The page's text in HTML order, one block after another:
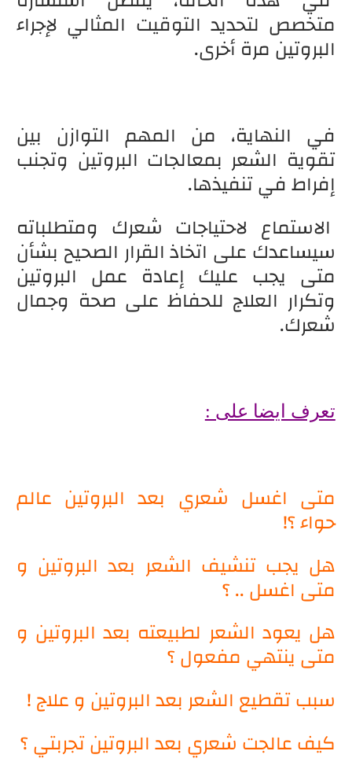
متخصص لتحديد التوقيت المثالي لإجراء
البروتين مرة أخرى.
في النهاية، من المهم التوازن بين
تقوية الشعر بمعالجات البروتين وتجنب
إفراط في تنفيذها.
الاستماع لاحتياجات شعرك ومتطلباته
سيساعدك على اتخاذ القرار الصحيح بشأن
متى يجب عليك إعادة عمل البروتين
وتكرار العلاج للحفاظ على صحة وجمال
شعرك.
تعرف ايضا على :
متى اغسل شعري بعد البروتين عالم
حواء ؟!
هل يجب تنشيف الشعر بعد البروتين و
متى اغسل .. ؟
هل يعود الشعر لطبيعته بعد البروتين و
متى ينتهي مفعول ؟
سبب تقطيع الشعر بعد البروتين و علاج !
كيف عالجت شعري بعد البروتين تجربتي ؟